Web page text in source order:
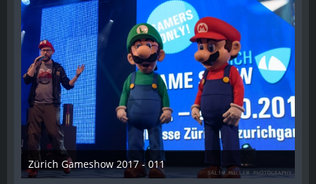
Zürich Gameshow 2017 - 011
28. Oktober 2017